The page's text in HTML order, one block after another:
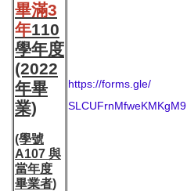
畢滿3
年110
學年度
(2022
年畢
業)
(學號
A107 與
當年度
畢業者)
https://forms.gle/
SLCUFrnMfweKMKgM9